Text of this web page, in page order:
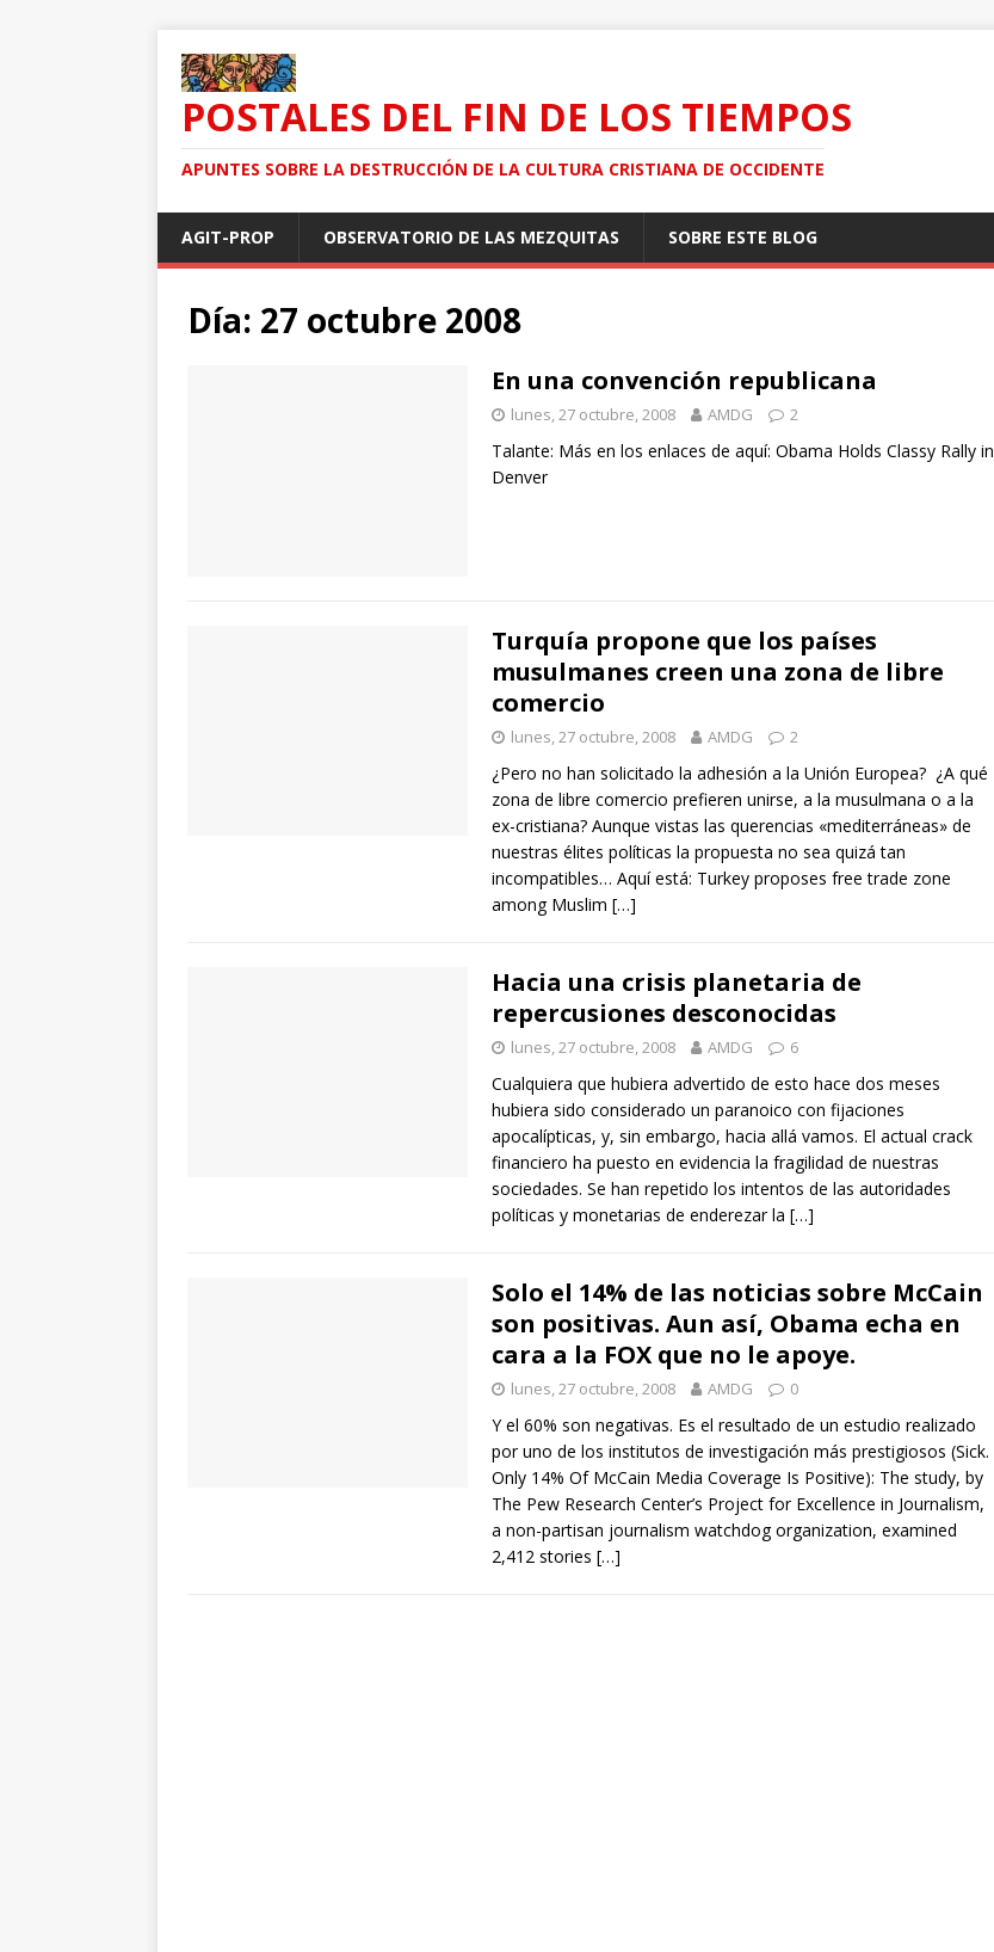
POSTALES DEL FIN DE LOS TIEMPOS
APUNTES SOBRE LA DESTRUCCIÓN DE LA CULTURA CRISTIANA DE OCCIDENTE
AGIT-PROP OBSERVATORIO DE LAS MEZQUITAS SOBRE ESTE BLOG
Día: 27 octubre 2008
En una convención republicana
lunes, 27 octubre, 2008 AMDG 2
Talante: Más en los enlaces de aquí: Obama Holds Classy Rally in
Denver
Turquía propone que los países
musulmanes creen una zona de libre
comercio
lunes, 27 octubre, 2008 AMDG 2
¿Pero no han solicitado la adhesión a la Unión Europea? ¿A qué
zona de libre comercio prefieren unirse, a la musulmana o a la
ex-cristiana? Aunque vistas las querencias «mediterráneas» de
nuestras élites políticas la propuesta no sea quizá tan
incompatibles… Aquí está: Turkey proposes free trade zone
among Muslim […]
Hacia una crisis planetaria de
repercusiones desconocidas
lunes, 27 octubre, 2008 AMDG 6
Cualquiera que hubiera advertido de esto hace dos meses
hubiera sido considerado un paranoico con fijaciones
apocalípticas, y, sin embargo, hacia allá vamos. El actual crack
financiero ha puesto en evidencia la fragilidad de nuestras
sociedades. Se han repetido los intentos de las autoridades
políticas y monetarias de enderezar la […]
Solo el 14% de las noticias sobre McCain
son positivas. Aun así, Obama echa en
cara a la FOX que no le apoye.
lunes, 27 octubre, 2008 AMDG 0
Y el 60% son negativas. Es el resultado de un estudio realizado
por uno de los institutos de investigación más prestigiosos (Sick.
Only 14% Of McCain Media Coverage Is Positive): The study, by
The Pew Research Center’s Project for Excellence in Journalism,
a non-partisan journalism watchdog organization, examined
2,412 stories […]